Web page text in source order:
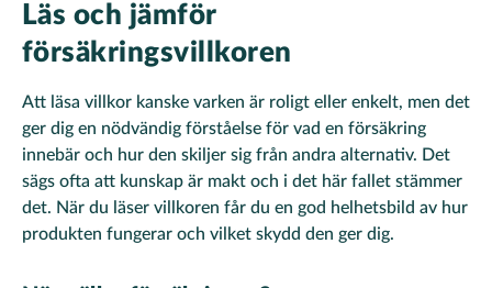
Läs och jämför
försäkringsvillkoren
Att läsa villkor kanske varken är roligt eller enkelt, men det
ger dig en nödvändig förståelse för vad en försäkring
innebär och hur den skiljer sig från andra alternativ. Det
sägs ofta att kunskap är makt och i det här fallet stämmer
det. När du läser villkoren får du en god helhetsbild av hur
produkten fungerar och vilket skydd den ger dig.